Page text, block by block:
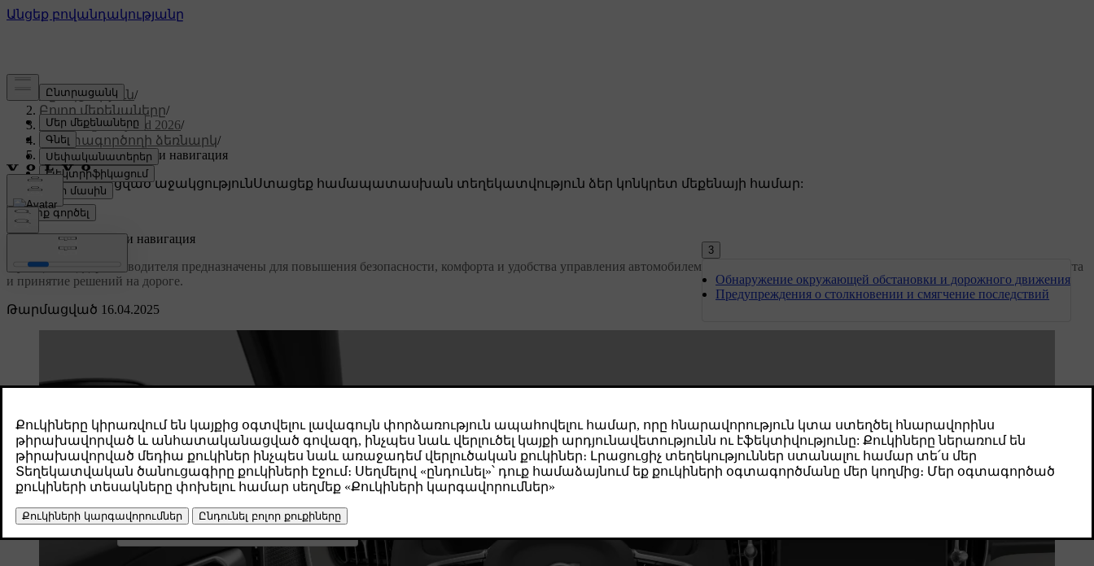
Աջակցություն/
Բոլոր մեքենաները/
XC60 Plug-in Hybrid 2026/
Օգտագործողի ձեռնարկ/
Поддержка водителя и навигация
Անհատականացված աջակցությունՍտացեք համապատասխան տեղեկատվություն ձեր կոնկրետ մեքենայի համար:
Մուտք գործել
Թարմացված 16.04.2025
Поддержка водителя и навигация
Функции поддержки водителя предназначены для повышения безопасности, комфорта и удобства управления автомобилем. Они облегчают управление автомобилем, планирование маршрута
и принятие решений на дороге.
2
Система удержания на полосе движения
3
Обнаружение окружающей обстановки и дорожного движения
Предупреждения о столкновении и смягчение последствий